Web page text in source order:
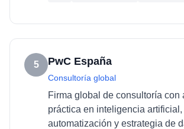
5 PwC España
Consultoría global
Firma global de consultoría con
práctica en inteligencia artificial,
automatización y estrategia de